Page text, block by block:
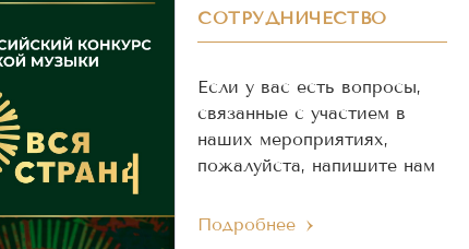
СОТРУДНИЧЕСТВО
Если у вас есть вопросы,
связанные с участием в
наших мероприятиях,
пожалуйста, напишите нам
Подробнее